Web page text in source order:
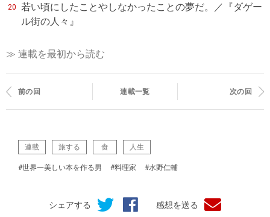
20
若い頃にしたことやしなかったことの夢だ。／『ダゲー
ル街の人々』
≫ 連載を最初から読む
前の回 連載一覧 次の回
連載 旅する 食 人生
#世界一美しい本を作る男 #料理家 #水野仁輔
シェアする 感想を送る